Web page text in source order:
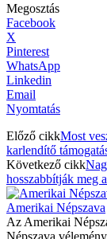
Megosztás
Facebook
X
Pinterest
WhatsApp
Linkedin
Email
Nyomtatás
Előző cikkMost
karlendítő
Következő cikk
hosszabbítják meg
Amerikai Népszava
Az Amerikai
Népszava